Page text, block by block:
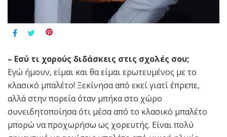
– Εσύ τι χορούς διδάσκεις στις σχολές σου;
Εγώ ήμουν, είμαι και θα είμαι ερωτευμένος με το
κλασικό μπαλέτο! Ξεκίνησα από εκεί γιατί έπρεπε,
αλλά στην πορεία όταν μπήκα στο χώρο
συνειδητοποίησα ότι μέσα από το κλασικό μπαλέτο
μπορώ να προχωρήσω ως χορευτής. Είναι πολύ